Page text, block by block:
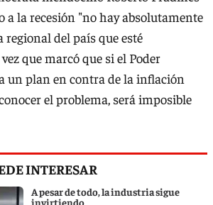
a la recesión "no hay absolutamente
del país que esté
que marcó que si el Poder
un plan en contra de la inflación
el problema, será imposible
INTERESAR
A pesar de todo, la industria sigue
invirtiendo